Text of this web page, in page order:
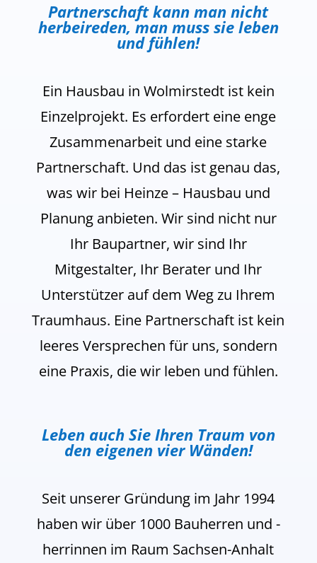
Partnerschaft kann man nicht
herbeireden, man muss sie leben
und fühlen!
Ein Hausbau in Wolmirstedt ist kein
Einzelprojekt. Es erfordert eine enge
Zusammenarbeit und eine starke
Partnerschaft. Und das ist genau das,
was wir bei Heinze – Hausbau und
Planung anbieten. Wir sind nicht nur
Ihr Baupartner, wir sind Ihr
Mitgestalter, Ihr Berater und Ihr
Unterstützer auf dem Weg zu Ihrem
Traumhaus. Eine Partnerschaft ist kein
leeres Versprechen für uns, sondern
eine Praxis, die wir leben und fühlen.
Leben auch Sie Ihren Traum von
den eigenen vier Wänden!
Seit unserer Gründung im Jahr 1994
haben wir über 1000 Bauherren und -
herrinnen im Raum Sachsen-Anhalt